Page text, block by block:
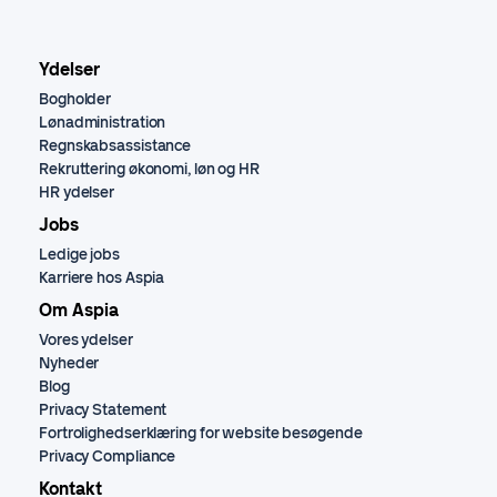
Ydelser
Bogholder
Lønadministration
Regnskabsassistance
Rekruttering økonomi, løn og HR
HR ydelser
Jobs
Ledige jobs
Karriere hos Aspia
Om Aspia
Vores ydelser
Nyheder
Blog
Privacy Statement
Fortrolighedserklæring for website besøgende
Privacy Compliance
Kontakt